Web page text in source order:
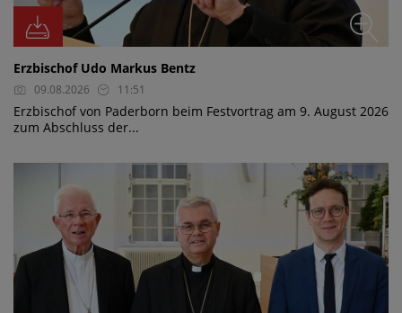
Erzbischof Udo Markus Bentz
09.08.2026 11:51
Erzbischof von Paderborn beim Festvortrag am 9. August 2026
zum Abschluss der...